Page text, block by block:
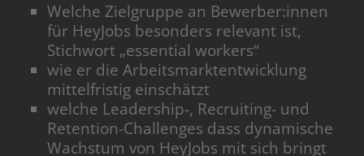
Welche Zielgruppe an Bewerber:innen
für HeyJobs besonders relevant ist,
Stichwort „essential workers“
wie er die Arbeitsmarktentwicklung
mittelfristig einschätzt
welche Leadership-, Recruiting- und
Retention-Challenges dass dynamische
Wachstum von HeyJobs mit sich bringt